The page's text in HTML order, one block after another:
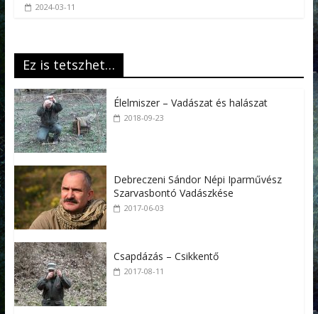
2024-03-11
Ez is tetszhet…
Élelmiszer – Vadászat és halászat
2018-09-23
Debreczeni Sándor Népi Iparművész
Szarvasbontó Vadászkése
2017-06-03
Csapdázás – Csikkentő
2017-08-11